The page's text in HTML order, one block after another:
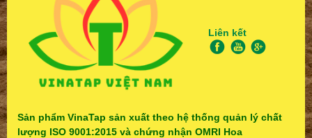
Liên kết
Sản phẩm VinaTap sản xuất theo hệ thống quản lý chất
lượng ISO 9001:2015 và chứng nhận OMRI Hoa